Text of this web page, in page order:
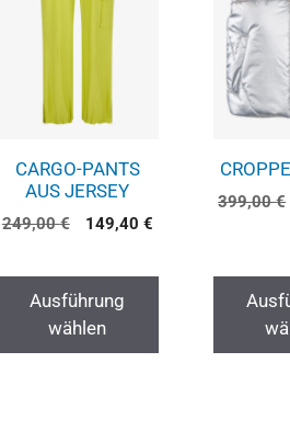
CARGO-PANTS
AUS JERSEY
249,00€ 149,40 €
Ausführung
wählen
399,00€